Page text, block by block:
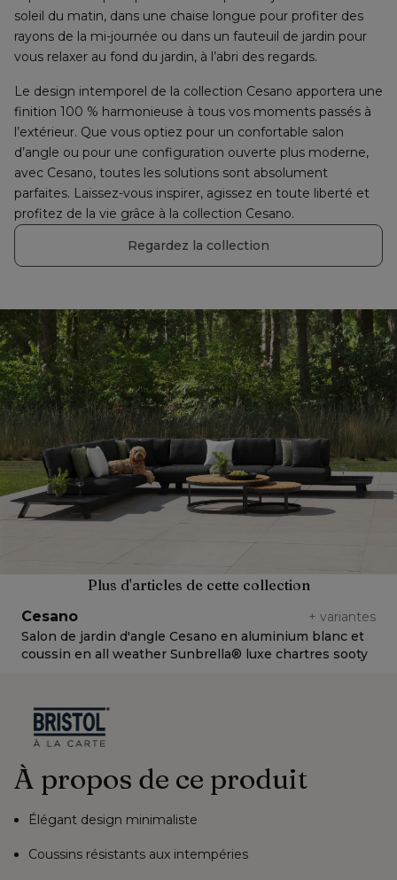
soleil du matin, dans une chaise longue pour profiter des
rayons de la mi-journée ou dans un fauteuil de jardin pour
vous relaxer au fond du jardin, à l’abri des regards.
Le design intemporel de la collection Cesano apportera une
finition 100 % harmonieuse à tous vos moments passés à
l’extérieur. Que vous optiez pour un confortable salon
d’angle ou pour une configuration ouverte plus moderne,
avec Cesano, toutes les solutions sont absolument
parfaites. Laissez-vous inspirer, agissez en toute liberté et
profitez de la vie grâce à la collection Cesano.
Regardez la collection
Plus d'articles de cette collection
Cesano + variantes
Salon de jardin d'angle Cesano en aluminium blanc et
coussin en all weather Sunbrella® luxe chartres sooty
À propos de ce produit
Élégant design minimaliste
Coussins résistants aux intempéries